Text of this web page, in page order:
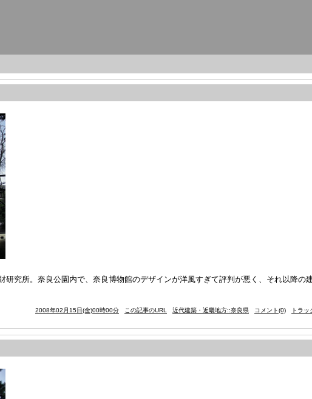
研究所。奈良公園内で、奈良博物館のデザインが洋風すぎて評判が悪く、それ以降の
2008年02月15日(金)00時00分 この記事のURL 近代建築・近畿地方::奈良県 コメント(0) トラッ